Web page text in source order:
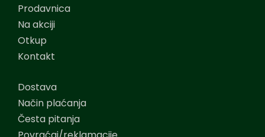
Prodavnica
Na akciji
Otkup
Kontakt
Dostava
Način plaćanja
Česta pitanja